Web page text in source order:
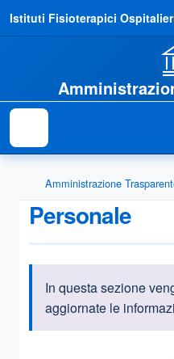
Istituti Fisioterapici
Amministrazione
Personale
Informazioni
In questa sezione
aggiornate le